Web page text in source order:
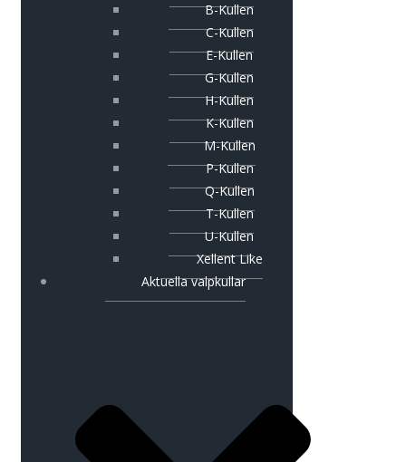
B-Kullen
C-Kullen
E-Kullen
G-Kullen
H-Kullen
K-Kullen
M-Kullen
P-Kullen
Q-Kullen
T-Kullen
U-Kullen
Xellent Like
Aktuella valpkullar